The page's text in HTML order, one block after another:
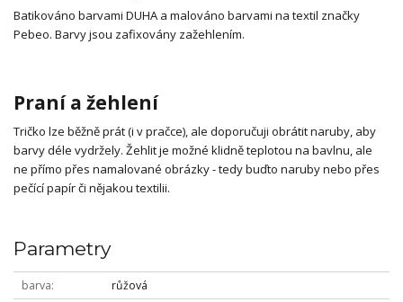
Batikováno barvami DUHA a malováno barvami na textil značky
Pebeo. Barvy jsou zafixovány zažehlením.
Praní a žehlení
Tričko lze běžně prát (i v pračce), ale doporučuji obrátit naruby, aby
barvy déle vydržely. Žehlit je možné klidně teplotou na bavlnu, ale
ne přímo přes namalované obrázky - tedy buďto naruby nebo přes
pečící papír či nějakou textilii.
Parametry
barva
růžová